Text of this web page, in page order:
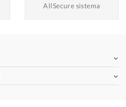
AllSecure sistema